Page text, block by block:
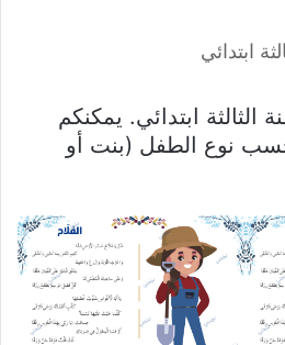
ابتدائي
الثالثة ابتدائي. يمكنكم
نوع الطفل (بنت أو